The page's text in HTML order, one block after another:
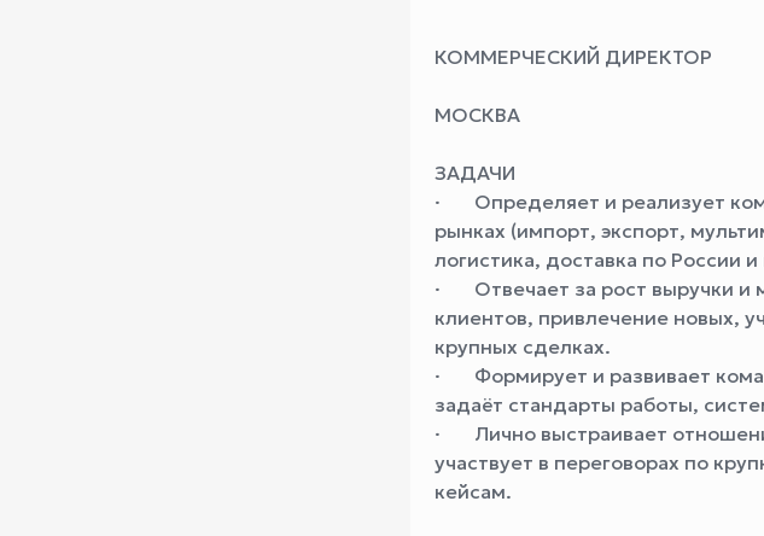
КОММЕРЧЕСКИЙ ДИРЕКТОР
МОСКВА
ЗАДАЧИ
· Определяет и реализует
рынках (импорт, экспорт,
логистика, доставка по России
· Отвечает за рост выручки и
клиентов, привлечение новых,
крупных сделках.
· Формирует и развивает
задаёт стандарты работы,
· Лично выстраивает
участвует в переговорах по
кейсам.